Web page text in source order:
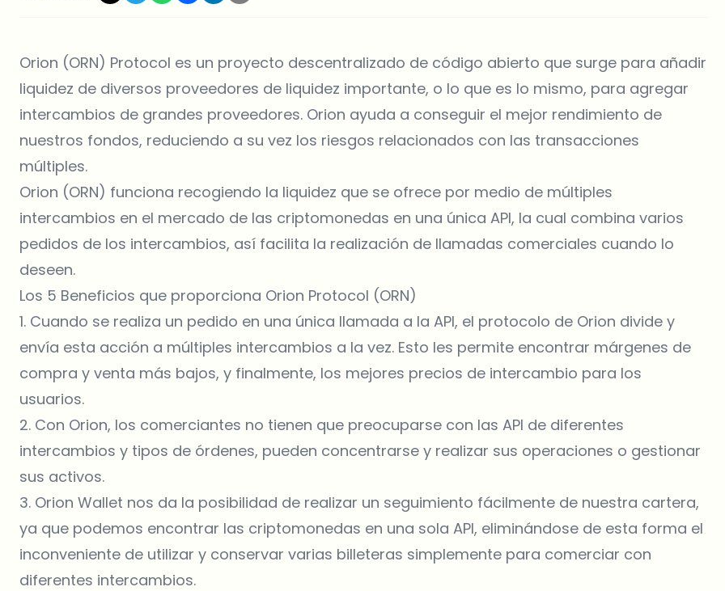
Orion (ORN) Protocol es un proyecto descentralizado de código abierto que surge para añadir
liquidez de diversos proveedores de liquidez importante, o lo que es lo mismo, para agregar
intercambios de grandes proveedores. Orion ayuda a conseguir el mejor rendimiento de
nuestros fondos, reduciendo a su vez los riesgos relacionados con las transacciones
múltiples.
Orion (ORN) funciona recogiendo la liquidez que se ofrece por medio de múltiples
intercambios en el mercado de las criptomonedas en una única API, la cual combina varios
pedidos de los intercambios, así facilita la realización de llamadas comerciales cuando lo
deseen.
Los 5 Beneficios que proporciona Orion Protocol (ORN)
1. Cuando se realiza un pedido en una única llamada a la API, el protocolo de Orion divide y
envía esta acción a múltiples intercambios a la vez. Esto les permite encontrar márgenes de
compra y venta más bajos, y finalmente, los mejores precios de intercambio para los
usuarios.
2. Con Orion, los comerciantes no tienen que preocuparse con las API de diferentes
intercambios y tipos de órdenes, pueden concentrarse y realizar sus operaciones o gestionar
sus activos.
3. Orion Wallet nos da la posibilidad de realizar un seguimiento fácilmente de nuestra cartera,
ya que podemos encontrar las criptomonedas en una sola API, eliminándose de esta forma el
inconveniente de utilizar y conservar varias billeteras simplemente para comerciar con
diferentes intercambios.